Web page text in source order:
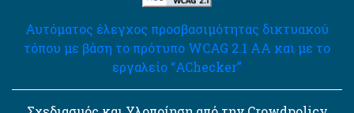
Αυτόματος έλεγχος προσβασιμότητας δικτυακού
τόπου με βάση το πρότυπο WCAG 2.1 AA και με το
εργαλείο “AChecker”